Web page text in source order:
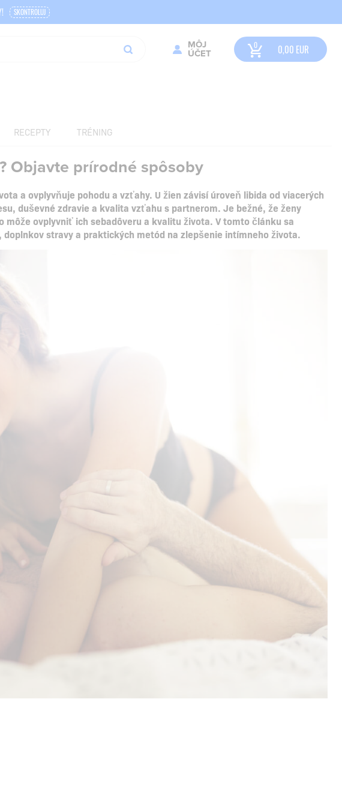
SKONTROLUJ
MÔJ
ÚČET
0,00 EUR
RECEPTY TRÉNING
Objavte prírodné spôsoby
a ovplyvňuje pohodu a vzťahy. U žien závisí úroveň libida od viacerých
duševné zdravie a kvalita vzťahu s partnerom. Je bežné, že ženy
môže ovplyvniť ich sebadôveru a kvalitu života. V tomto článku sa
stravy a praktických metód na zlepšenie intímneho života.